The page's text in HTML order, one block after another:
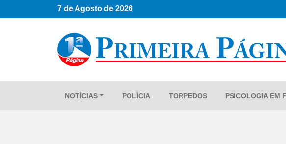
7 de Agosto de 2026
NOTÍCIAS POLÍCIA TORPEDOS PSICOLOGIA EM